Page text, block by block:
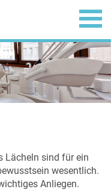
HOME
PRAXIS
SPEKTRUM
PRAXISTEAM
LAGEPLAN
ÖFFNUNGSZEITEN
KONTAKT
Lächeln sind für ein
wesentlich.
Anliegen.